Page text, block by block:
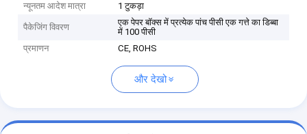
न्यूनतम आदेश मात्रा
1 टुकड़ा
पैकेजिंग विवरण
एक पेपर बॉक्स में प्रत्येक पांच पीसी एक गत्ते का डिब्बा
में 100 पीसी
प्रमाणन
CE, ROHS
और देखो